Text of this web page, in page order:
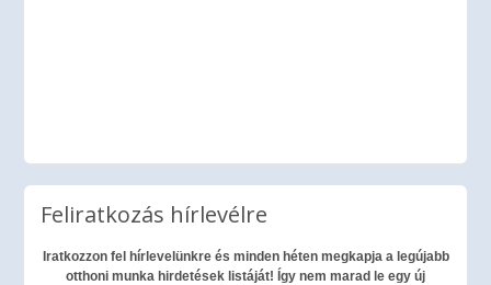
Feliratkozás hírlevélre
Iratkozzon fel hírlevelünkre és minden héten megkapja a legújabb
otthoni munka hirdetések listáját! Így nem marad le egy új